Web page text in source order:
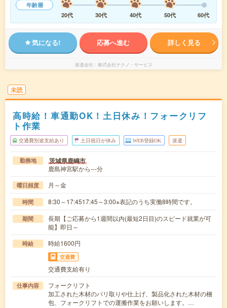
年齢層
20代
30代 40代 50代 60代
気になる! 応募へ進む 詳しく見る
派遣会社 株式会社テクノ・サービス
未読
高時給！車通勤OK！土日休み！フォークリフ
ト作業
交通費別途支給あり 土日祝日が休み WEB登録OK 派遣
勤務地 茨城県鹿嶋市
鹿島神宮駅から---分
曜日頻度 月～金
時間 8:30～17:4517:45～3:00※表記のうち実働8時間です。
期間
長期【ご応募から1週間以内(最短2日目)のスピード就業が可
能】即日～
時給 時給1600円
交通費
交通費支給有り
仕事内容
フォークリフト
加工された木材のバリ取りや仕上げ、製品化された木材の梱
包、フォークリフトでの運搬作業をお願いします。…